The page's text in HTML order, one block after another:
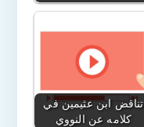
تناقض ابن عثيمين في
كلامه عن النووي